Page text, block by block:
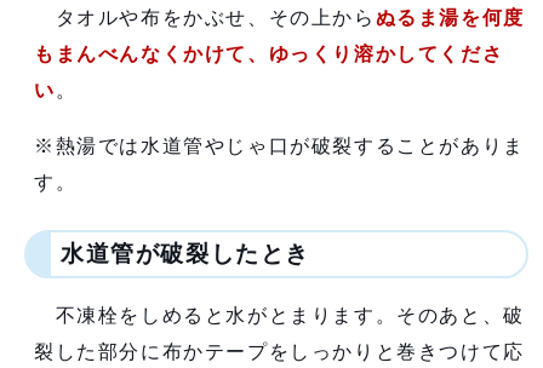
タオルや布をかぶせ、その上から ぬるま湯を何度
も まんべんなくかけて、ゆっくり溶かしてくださ
い 。
※熱湯では水道管やじゃ口が破裂することがありま
す。
水道管が破裂したとき
不凍栓をしめると水がとまります。そのあと、破
裂した部分に布かテープをしっかりと巻きつけて応